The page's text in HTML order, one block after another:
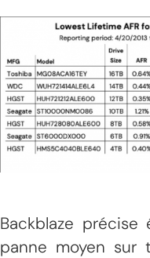
Backblaze
panne moyen